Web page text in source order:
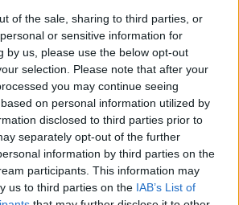
of the sale, sharing to third parties, or
or sensitive information for
by us, please use the below opt-out
selection. Please note that after your
you may continue seeing
on personal information utilized by
disclosed to third parties prior to
separately opt-out of the further
information by third parties on the
participants. This information may
us to third parties on the IAB’s List of